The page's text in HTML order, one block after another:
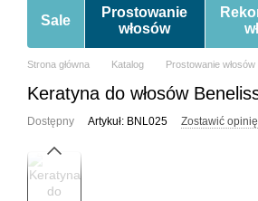
Sale
Prostowanie
włosów
Strona główna Katalog Prostowanie włosów
Keratyna do włosów
Dostępny Artykuł: BNL025 Zostawić opinię